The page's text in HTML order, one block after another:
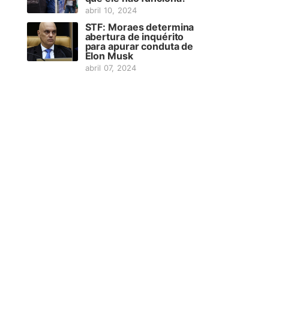
abril 10, 2024
STF: Moraes determina
abertura de inquérito
para apurar conduta de
Elon Musk
abril 07, 2024